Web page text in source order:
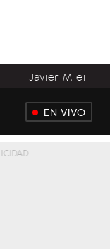
Javier Milei
EN VIVO